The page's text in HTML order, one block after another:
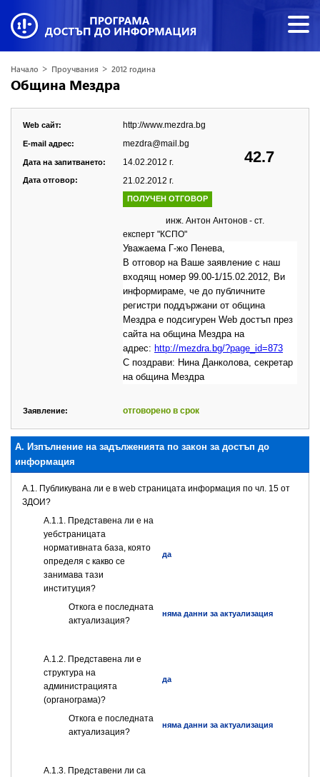
Начало > Проучвания > 2012 година
Община Мездра
42.7
Web сайт: http://www.mezdra.bg
E-mail адрес: mezdra@mail.bg
Дата на запитването: 14.02.2012 г.
Дата отговор: 21.02.2012 г.
ПОЛУЧЕН ОТГОВОР
инж. Антон Антонов - ст.
експерт "КСПО"
Уважаема Г-жо Пенева,
В отговор на Ваше заявление с наш
входящ номер 99.00-1/15.02.2012, Ви
информираме, че до публичните
регистри поддържани от община
Мездра е подсигурен Web достъп през
сайта на община Мездра на
адрес: http://mezdra.bg/?page_id=873
С поздрави: Нина Данколова, секретар
на община Мездра
Заявление: отговорено в срок
А. Изпълнение на задълженията по закон за достъп до
информация
A.1. Публикувана ли е в web страницата информация по чл. 15 от
ЗДОИ?
A.1.1. Представена ли е на
уебстраницата
нормативната база, която
определя с какво се
занимава тази
институция?
да
Откога е последната
актуализация?
няма данни за актуализация
A.1.2. Представена ли е
структура на
администрацията
(органограма)?
да
Откога е последната
актуализация?
няма данни за актуализация
А.1.3. Представени ли са